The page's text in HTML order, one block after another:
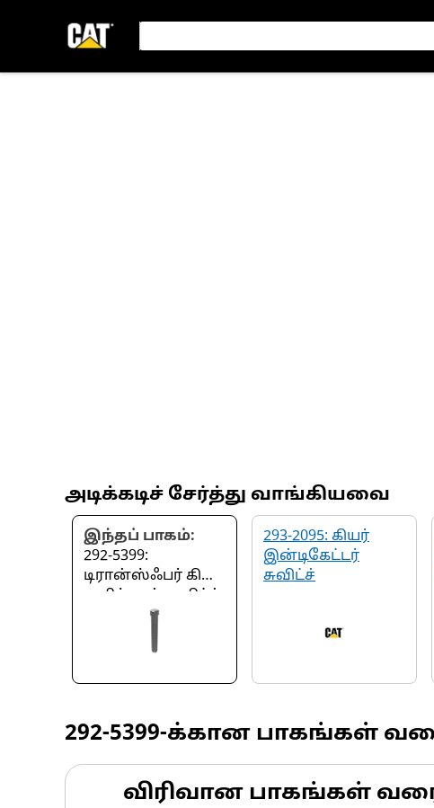
அடிக்கடிச் சேர்த்து வாங்கியவை
இந்தப் பாகம்:
292-5399:
டிரான்ஸ்ஃபர் கியர்
குறிப்பான் சுவிட்ச்
சப்போர்ட் பெக்
293-2095: கியர்
இன்டிகேட்டர்
சுவிட்ச்
292-5399-க்கான பாகங்கள்
விரிவான பாகங்கள்